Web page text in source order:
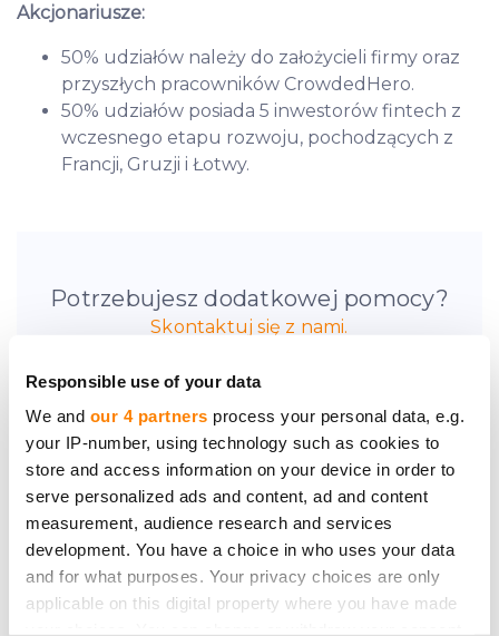
Responsible use of your data
We and our 4 partners process your personal data, e.g.
your IP-number, using technology such as cookies to
store and access information on your device in order to
serve personalized ads and content, ad and content
measurement, audience research and services
development. You have a choice in who uses your data
and for what purposes. Your privacy choices are only
applicable on this digital property where you have made
Akcjonariusze:
50% udziałów należy do założycieli firmy oraz
przyszłych pracowników CrowdedHero.
50% udziałów posiada 5 inwestorów fintech z
wczesnego etapu rozwoju, pochodzących z
Francji, Gruzji i Łotwy.
Potrzebujesz dodatkowej pomocy?
Skontaktuj się z nami.
Bądź pierwszy, który
dowie się o nowych
możliwościach
inwestycyjnych.